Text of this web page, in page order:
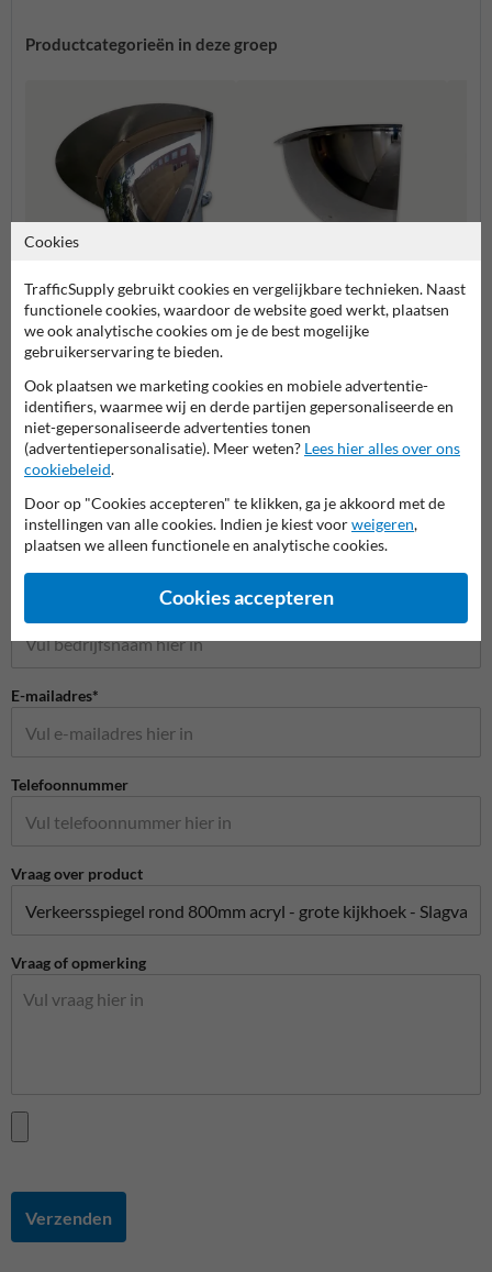
Productcategorieën in deze groep
Buitenruimte Parkeergarages
Veilig wonen spiegels
Naam*
E-mailadres*
Telefoonnummer
Vraag over product
Vraag of opmerking
Verzenden
Cookies
TrafficSupply gebruikt cookies en vergelijkbare technieken. Naast
functionele cookies, waardoor de website goed werkt, plaatsen
we ook analytische cookies om je de best mogelijke
gebruikerservaring te bieden.
Ook plaatsen we marketing cookies en mobiele advertentie-
identifiers, waarmee wij en derde partijen gepersonaliseerde en
niet-gepersonaliseerde advertenties tonen
(advertentiepersonalisatie). Meer weten? Lees hier alles over ons
cookiebeleid.
Door op "Cookies accepteren" te klikken, ga je akkoord met de
instellingen van alle cookies. Indien je kiest voorweigeren,
plaatsen we alleen functionele en analytische cookies.
Cookies accepteren